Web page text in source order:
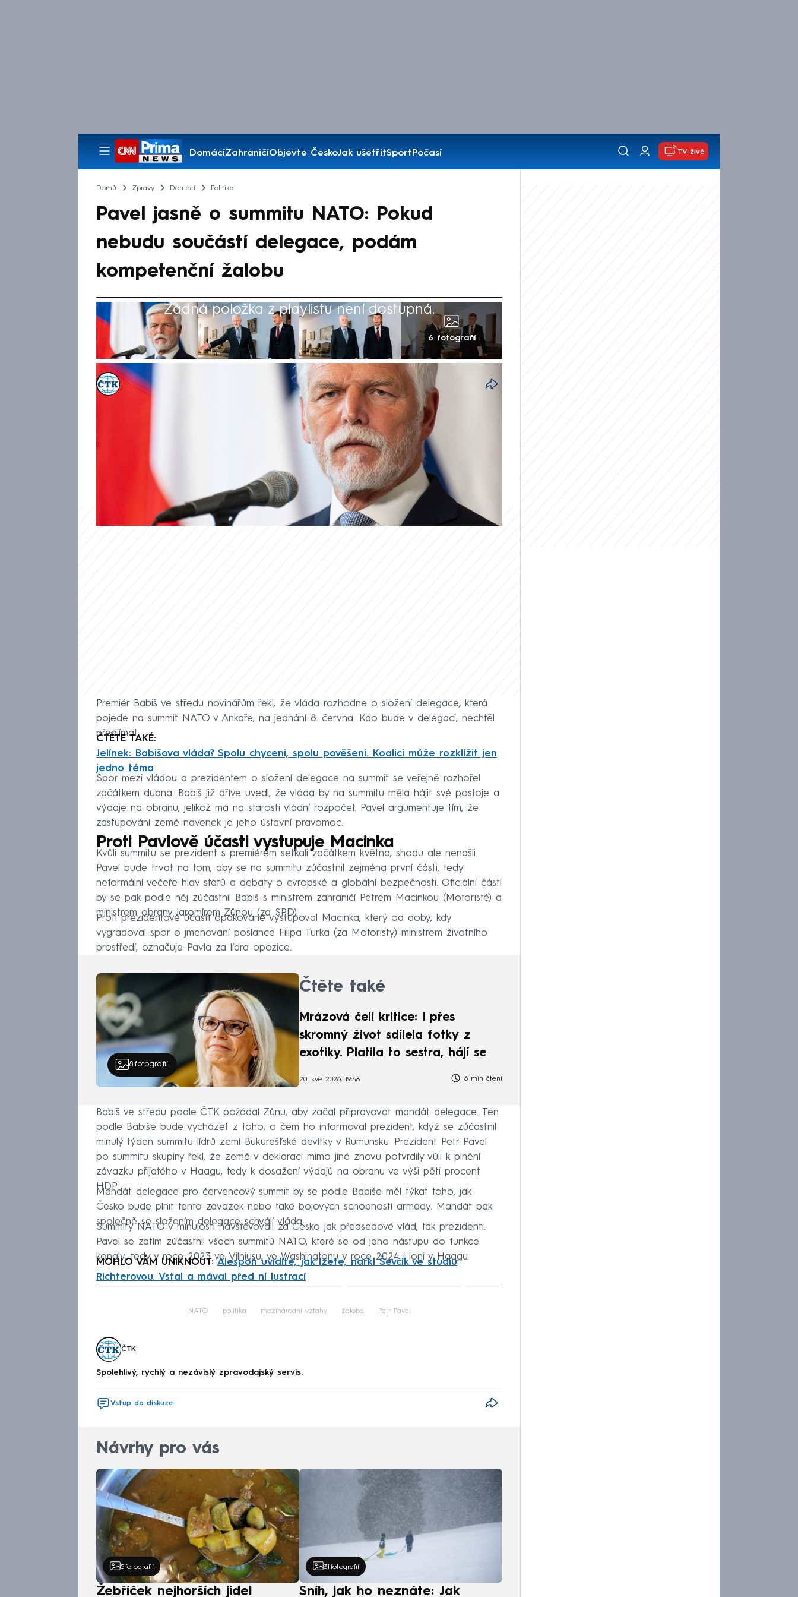
DomácíZahraničíObjevte ČeskoJak ušetřitSportPočasí
Pořady
TV živě
Domů Zprávy Domácí Politika
Pavel jasně o summitu NATO: Pokud
nebudu součástí delegace, podám
kompetenční žalobu
Žádná položka z playlistu není dostupná.
6 fotografií
ČTK
Akt. 21. kvě 2026, 10:56
Pokud nebudu součástí delegace na summit Severoatlantické aliance
NATO, podám kompetenční žalobu, řekl prezident Petr Pavel novinářům
na bezpečnostní konferenci Globsec. O účasti na červencovém summitu
v Ankaře vede již několik měsíců spor s vládou v čele s premiérem
Andrejem Babišem (ANO).
Premiér Babiš ve středu novinářům řekl, že vláda rozhodne o složení delegace, která
pojede na summit NATO v Ankaře, na jednání 8. června. Kdo bude v delegaci, nechtěl
předjímat.
ČTĚTE TAKÉ:
Jelínek: Babišova vláda? Spolu chyceni, spolu pověšeni. Koalici může rozklížit jen
jedno téma
Spor mezi vládou a prezidentem o složení delegace na summit se veřejně rozhořel
začátkem dubna. Babiš již dříve uvedl, že vláda by na summitu měla hájit své postoje a
výdaje na obranu, jelikož má na starosti vládní rozpočet. Pavel argumentuje tím, že
zastupování země navenek je jeho ústavní pravomoc.
Proti Pavlově účasti vystupuje Macinka
Kvůli summitu se prezident s premiérem setkali začátkem května, shodu ale nenašli.
Pavel bude trvat na tom, aby se na summitu zúčastnil zejména první části, tedy
neformální večeře hlav států a debaty o evropské a globální bezpečnosti. Oficiální části
by se pak podle něj zúčastnil Babiš s ministrem zahraničí Petrem Macinkou (Motoristé) a
ministrem obrany Jaromírem Zůnou (za SPD).
Proti prezidentově účasti opakovaně vystupoval Macinka, který od doby, kdy
vygradoval spor o jmenování poslance Filipa Turka (za Motoristy) ministrem životního
prostředí, označuje Pavla za lídra opozice.
8fotografií
Čtěte také
Mrázová čelí kritice: I přes
skromný život sdílela fotky z
exotiky. Platila to sestra, hájí se
20. kvě 2026, 19:48 6 min čtení
Babiš ve středu podle ČTK požádal Zůnu, aby začal připravovat mandát delegace. Ten
podle Babiše bude vycházet z toho, o čem ho informoval prezident, když se zúčastnil
minulý týden summitu lídrů zemí Bukurešťské devítky v Rumunsku. Prezident Petr Pavel
po summitu skupiny řekl, že země v deklaraci mimo jiné znovu potvrdily vůli k plnění
závazku přijatého v Haagu, tedy k dosažení výdajů na obranu ve výši pěti procent
HDP.
Mandát delegace pro červencový summit by se podle Babiše měl týkat toho, jak
Česko bude plnit tento závazek nebo také bojových schopností armády. Mandát pak
společně se složením delegace schválí vláda.
Summity NATO v minulosti navštěvovali za Česko jak předsedové vlád, tak prezidenti.
Pavel se zatím zúčastnil všech summitů NATO, které se od jeho nástupu do funkce
konaly, tedy v roce 2023 ve Vilniusu, ve Washingtonu v roce 2024 i loni v Haagu.
MOHLO VÁM UNIKNOUT:Alespoň uvidíte, jak lžete, nařkl Ševčík ve studiu
Richterovou. Vstal a mával před ní lustrací
NATO politika mezinárodní vztahy žaloba Petr Pavel
ČTK
Spolehlivý, rychlý a nezávislý zpravodajský servis.
Vstup do diskuze
Návrhy pro vás
5 fotografií
Žebříček nejhorších jídel
31 fotografií
Sníh, jak ho neznáte: Jak